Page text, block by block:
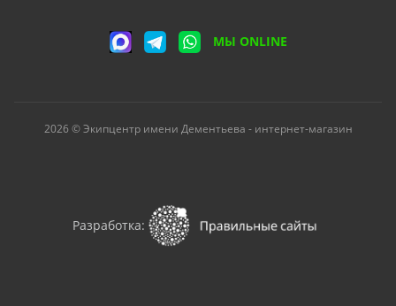
МЫ ONLINE
2026 © Экипцентр имени Дементьева - интернет-магазин
Разработка: